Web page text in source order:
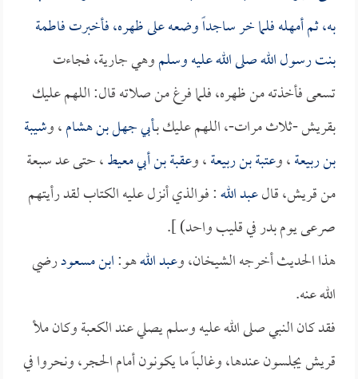
به، ثم أمهله فلما خر ساجداً وضعه على ظهره، فأخبرتفاطمة
بنت رسول الله صلى الله عليه وسلموهي جارية، فجاءت
تسعى فأخذته من ظهره، فلما فرغ من صلاته قال: اللهم عليك
بقريش -ثلاث مرات-، اللهم عليك بـأبي جهل بن هشام، وشيبة
بن ربيعة، وعتبة بن ربيعة، وعقبة بن أبي معيط، حتى عد سبعة
من قريش، قالعبد الله: فوالذي أنزل عليه الكتاب لقد رأيتهم
صرعى يوم بدر في قليب واحد) ].
هذا الحديث أخرجه الشيخان، وعبد اللههو:ابن مسعودرضي
الله عنه.
فقد كان النبي صلى الله عليه وسلم يصلي عند الكعبة وكان ملأ
قريش يجلسون عندها، وغالباً ما يكونون أمام الحجر، ونحروا في